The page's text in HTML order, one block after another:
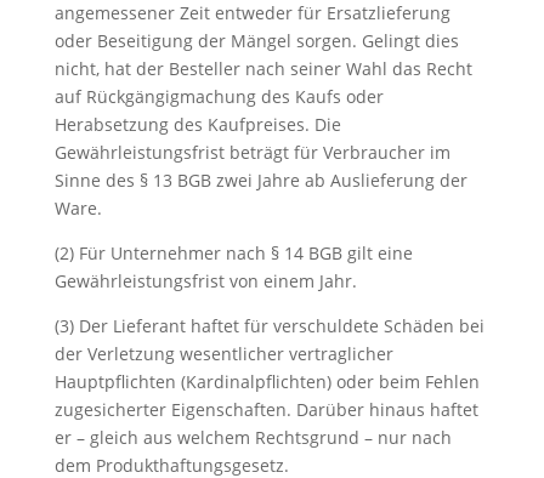
angemessener Zeit entweder für Ersatzlieferung
oder Beseitigung der Mängel sorgen. Gelingt dies
nicht, hat der Besteller nach seiner Wahl das Recht
auf Rückgängigmachung des Kaufs oder
Herabsetzung des Kaufpreises. Die
Gewährleistungsfrist beträgt für Verbraucher im
Sinne des § 13 BGB zwei Jahre ab Auslieferung der
Ware.
(2) Für Unternehmer nach § 14 BGB gilt eine
Gewährleistungsfrist von einem Jahr.
(3) Der Lieferant haftet für verschuldete Schäden bei
der Verletzung wesentlicher vertraglicher
Hauptpflichten (Kardinalpflichten) oder beim Fehlen
zugesicherter Eigenschaften. Darüber hinaus haftet
er – gleich aus welchem Rechtsgrund – nur nach
dem Produkthaftungsgesetz.